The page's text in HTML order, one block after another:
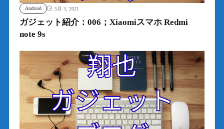
Android 5月 3, 2021
ガジェット紹介：006；Xiaomiスマホ Redmi
note 9s